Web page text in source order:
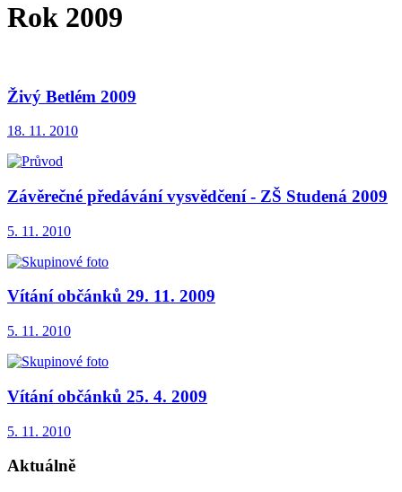
Rok 2009
Živý Betlém 2009
18. 11. 2010
Závěrečné předávání vysvědčení - ZŠ Studená 2009
5. 11. 2010
Vítání občánků 29. 11. 2009
5. 11. 2010
Vítání občánků 25. 4. 2009
5. 11. 2010
Aktuálně